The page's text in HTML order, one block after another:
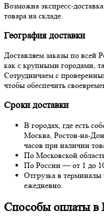
Возможна экспресс-
товара на складе.
География доставки
Доставляем заказы по всей
как с крупными городами,
Сотрудничаем с
чтобы обеспечить
Сроки доставки
В городах, где есть
Москва, Ростов-на-
часов при наличии
По Московской
По России — от 1 до
Отгрузка в
ежедневно.
Способы оплаты в